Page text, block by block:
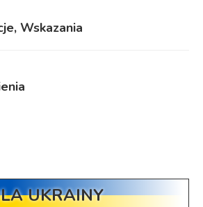
Wskazania
UKRAINY